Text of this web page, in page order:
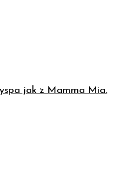
jak z Mamma Mia.